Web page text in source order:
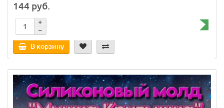
144 руб.
В корзину